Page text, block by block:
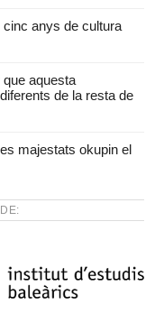
cinc anys de cultura
aquesta
de la resta de
majestats okupin el